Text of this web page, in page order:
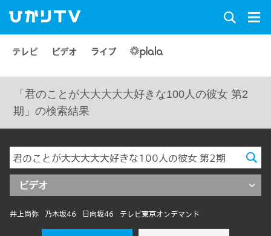
テレビ ビデオ ライブ
「君のことが大大大大大好きな100人の彼女 第2
期」の検索結果
ビデオ
井上尚弥 乃木坂46 日向坂46 テレビ東京オンデマンド